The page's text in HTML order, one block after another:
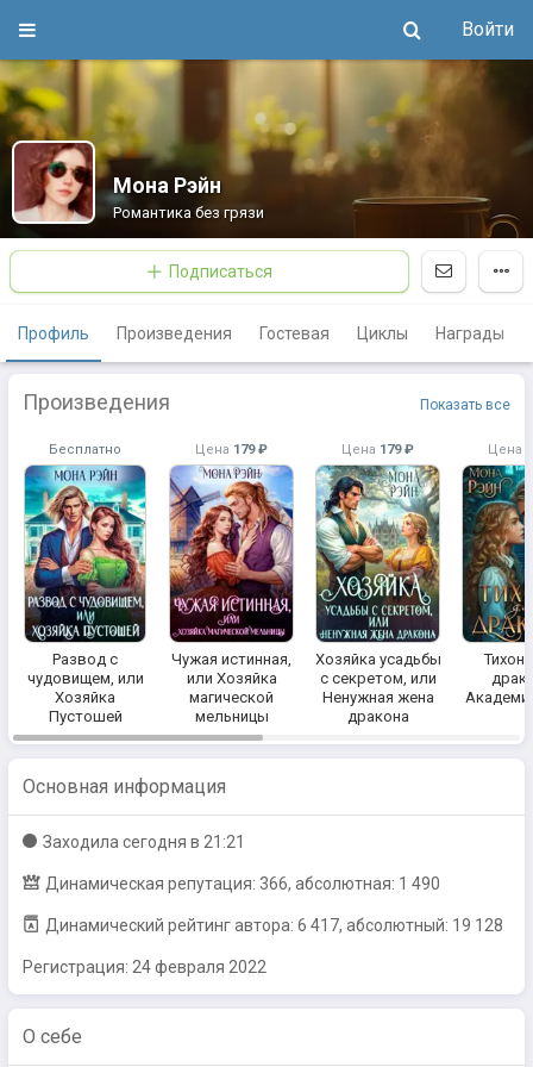
Войти
Мона Рэйн
Романтика без грязи
Подписаться
Профиль Произведения Гостевая Циклы Награды
Произведения Показать все
Бесплатно
Развод с
чудовищем, или
Хозяйка
Пустошей
Цена 179 ₽
Чужая истинная,
или Хозяйка
магической
мельницы
Цена 179 ₽
Хозяйка усадьбы
с секретом, или
Ненужная жена
дракона
Цена
Основная информация
Заходилa сегодня в 21:21
Динамическая репутация: 366, абсолютная: 1 490
Динамический рейтинг автора: 6 417, абсолютный: 19 128
Регистрация: 24 февраля 2022
О себе